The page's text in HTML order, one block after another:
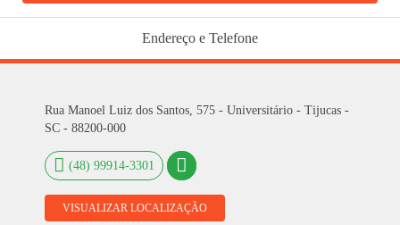
Endereço e Telefone
Rua Manoel Luiz dos Santos, 575 - Universitário - Tijucas -
SC - 88200-000
(48) 99914-3301
VISUALIZAR LOCALIZAÇÃO